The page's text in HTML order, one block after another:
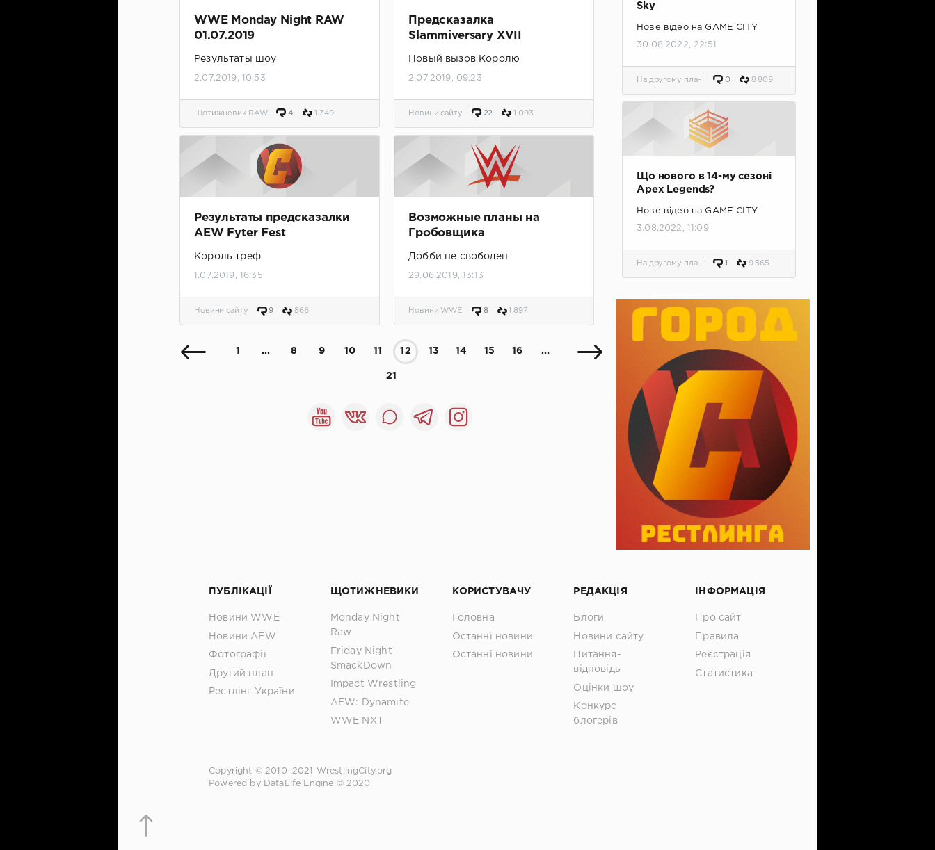
WWE Monday Night RAW
01.07.2019
Результаты шоу
2.07.2019, 10:53
Щотижневик RAW 4 1 349
Предсказалка
Slammiversary XVII
Новый вызов Королю
2.07.2019, 09:23
Новини сайту 22 1 093
Результаты предсказалки
AEW Fyter Fest
Король треф
1.07.2019, 16:35
Новини сайту 9 866
Возможные планы на
Гробовщика
Добби не свободен
29.06.2019, 13:13
Новини WWE 8 1 897
1 ... 8 9 10 11 12 13 14 15 16 ...
21
Sky
Нове відео на GAME CITY
30.08.2022, 22:51
На другому плані 0 8 809
Що нового в 14-му сезоні
Apex Legends?
Нове відео на GAME CITY
3.08.2022, 11:09
На другому плані 1 9 565
ПУБЛІКАЦІЇ
Новини WWE
Новини AEW
Фотографії
Другий план
Рестлінг України
ЩОТИЖНЕВИКИ
Monday Night
Raw
Friday Night
SmackDown
Impact Wrestling
AEW: Dynamite
WWE NXT
КОРИСТУВАЧУ
Головна
Останні новини
Останні новини
РЕДАКЦІЯ
Блоги
Новини сайту
Питання-
відповідь
Оцінки шоу
Конкурс
блогерів
ІНФОРМАЦІЯ
Про сайт
Правила
Реєстрація
Статистика
Copyright © 2010–2021
WrestlingCity.org
Powered by DataLife Engine © 2020